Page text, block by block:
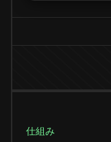
仕組み